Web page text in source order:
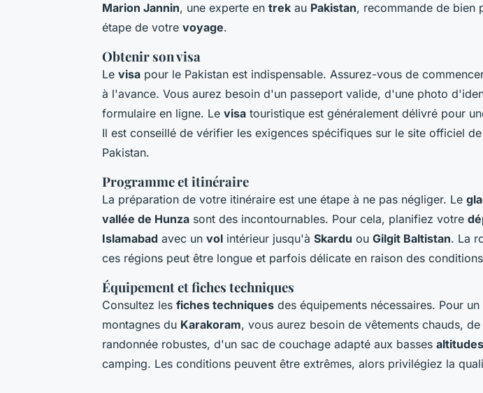
Marion Jannin, une experte en trek au Pakistan, recommande de bien
étape de votre voyage.
Obtenir son visa
Le visa pour le Pakistan est indispensable. Assurez-vous de
à l'avance. Vous aurez besoin d'un passeport valide, d'une photo
formulaire en ligne. Le visa touristique est généralement délivré pour
Il est conseillé de vérifier les exigences spécifiques sur le site officiel
Pakistan.
Programme et itinéraire
La préparation de votre itinéraire est une étape à ne pas négliger. Le
vallée de Hunza sont des incontournables. Pour cela, planifiez votre
Islamabad avec un vol intérieur jusqu'à Skardu ou Gilgit Baltistan. La
ces régions peut être longue et parfois délicate en raison des
Équipement et fiches techniques
Consultez les fiches techniques des équipements nécessaires. Pour un
montagnes du Karakoram, vous aurez besoin de vêtements chauds,
randonnée robustes, d'un sac de couchage adapté aux basses altitudes
camping. Les conditions peuvent être extrêmes, alors privilégiez la